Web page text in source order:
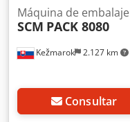
Kežmarok 2.127 km
Máquina de
SCM PACK 8080
Consultar